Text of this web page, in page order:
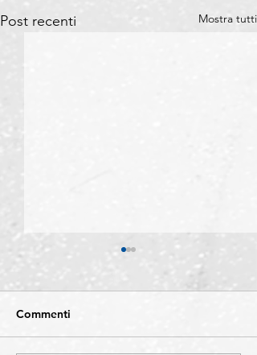
Post recenti Mostra tutti
Commenti